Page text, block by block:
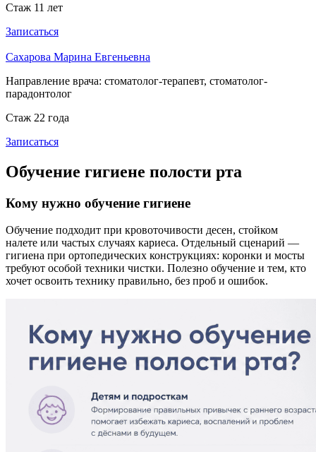
Стаж 11 лет
Записаться
Сахарова Марина Евгеньевна
Направление врача: стоматолог-терапевт, стоматолог-
парадонтолог
Стаж 22 года
Записаться
Обучение гигиене полости рта
Кому нужно обучение гигиене
Обучение подходит при кровоточивости десен, стойком
налете или частых случаях кариеса. Отдельный сценарий —
гигиена при ортопедических конструкциях: коронки и мосты
требуют особой техники чистки. Полезно обучение и тем, кто
хочет освоить технику правильно, без проб и ошибок.